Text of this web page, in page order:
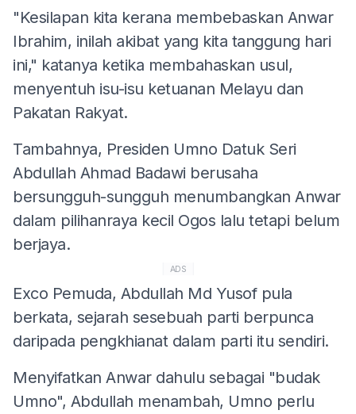
"Kesilapan kita kerana membebaskan Anwar
Ibrahim, inilah akibat yang kita tanggung hari
ini," katanya ketika membahaskan usul,
menyentuh isu-isu ketuanan Melayu dan
Pakatan Rakyat.
Tambahnya, Presiden Umno Datuk Seri
Abdullah Ahmad Badawi berusaha
bersungguh-sungguh menumbangkan Anwar
dalam pilihanraya kecil Ogos lalu tetapi belum
berjaya.
ADS
Exco Pemuda, Abdullah Md Yusof pula
berkata, sejarah sesebuah parti berpunca
daripada pengkhianat dalam parti itu sendiri.
Menyifatkan Anwar dahulu sebagai "budak
Umno", Abdullah menambah, Umno perlu